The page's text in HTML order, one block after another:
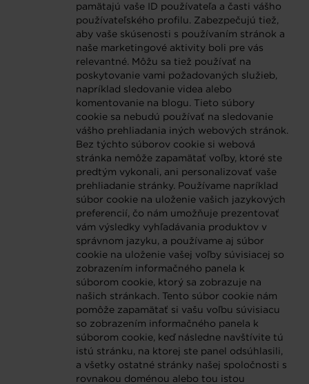
pamätajú vaše ID používateľa a časti vášho
používateľského profilu. Zabezpečujú tiež,
aby vaše skúsenosti s používaním stránok a
naše marketingové aktivity boli pre vás
relevantné. Môžu sa tiež používať na
poskytovanie vami požadovaných služieb,
napríklad sledovanie videa alebo
komentovanie na blogu. Tieto súbory
cookie sa nebudú používať na sledovanie
vášho prehliadania iných webových stránok.
Bez týchto súborov cookie si webová
stránka nemôže zapamätať voľby, ktoré ste
predtým vykonali, ani personalizovať vaše
prehliadanie stránky. Používame napríklad
súbor cookie na uloženie vašich jazykových
preferencií, čo nám umožňuje prezentovať
vám výsledky vyhľadávania produktov v
správnom jazyku, a používame aj súbor
cookie na uloženie vašej voľby súvisiacej so
zobrazením informačného panela k
súborom cookie, ktorý sa zobrazuje na
našich stránkach. Tento súbor cookie nám
pomôže zapamätať si vašu voľbu súvisiacu
so zobrazením informačného panela k
súborom cookie, keď následne navštívite tú
istú stránku, na ktorej ste panel odsúhlasili,
a všetky ostatné stránky našej spoločnosti s
rovnakou doménou alebo tou istou